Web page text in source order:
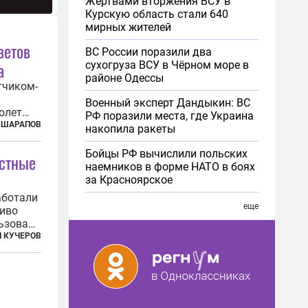
КУЧЕРОВ
Курскую область стали 640
мирных жителей
ВС России поразили два
сухогруза ВСУ в Чёрном море в
районе Одессы
Военный эксперт Дандыкин: ВС
РФ поразили места, где Украина
накопила ракеты
Бойцы РФ вычислили польских
наемников в форме НАТО в боях
за Красноярское
еще